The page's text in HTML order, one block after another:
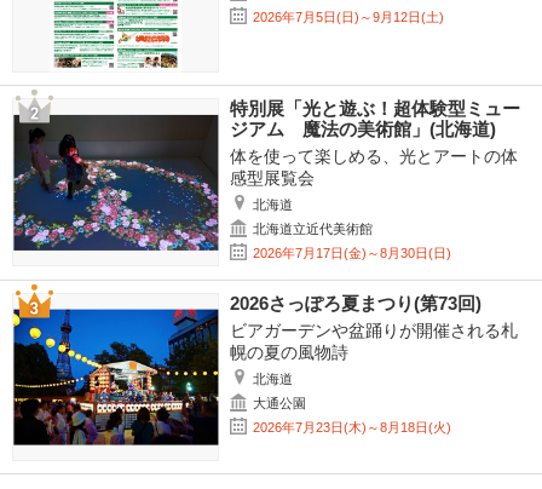
2026年7月5日(日)～9月12日(土)
特別展「光と遊ぶ！超体験型ミュー
ジアム 魔法の美術館」(北海道)
体を使って楽しめる、光とアートの体
感型展覧会
北海道
北海道立近代美術館
2026年7月17日(金)～8月30日(日)
2026さっぽろ夏まつり(第73回)
ビアガーデンや盆踊りが開催される札
幌の夏の風物詩
北海道
大通公園
2026年7月23日(木)～8月18日(火)